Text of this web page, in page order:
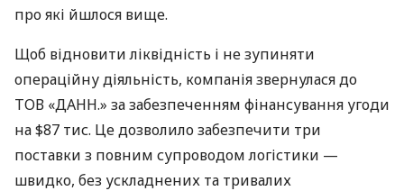
про які йшлося вище.
Щоб відновити ліквідність і не зупиняти
операційну діяльність, компанія звернулася до
ТОВ «ДАНН.» за забезпеченням фінансування угоди
на $87 тис. Це дозволило забезпечити три
поставки з повним супроводом логістики —
швидко, без ускладнених та тривалих